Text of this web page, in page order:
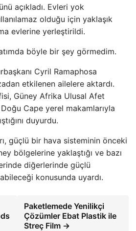
açıkladı. Evleri yok
olduğu için yaklaşık
evlerine yerleştirildi.
böyle bir şey görmedim.
Cyril Ramaphosa
etkilenen ailelere aktardı.
Güney Afrika Ulusal Afet
Cape yerel makamlarıyla
duyurdu.
güçlü bir hava sisteminin önceki
bölgelerine yaklaştığı ve bazı
diğerlerinde güçlü
konusunda uyardı.
Paketlemede Yenilikçi
Çözümler Ebat Plastik ile
Streç Film →